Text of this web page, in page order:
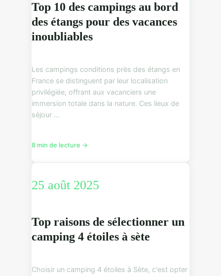
Top 10 des campings au bord
des étangs pour des vacances
inoubliables
Les campings conditions près des étangs en
France se distinguent par leur localisation
privilégiée, offrant aux vacanciers une
immersion totale dans la nature. Ces lieux de
séjour ...
8 min de lecture →
25 août 2025
Top raisons de sélectionner un
camping 4 étoiles à sète
Choisir un camping 4 étoiles à Sète, c'est opter